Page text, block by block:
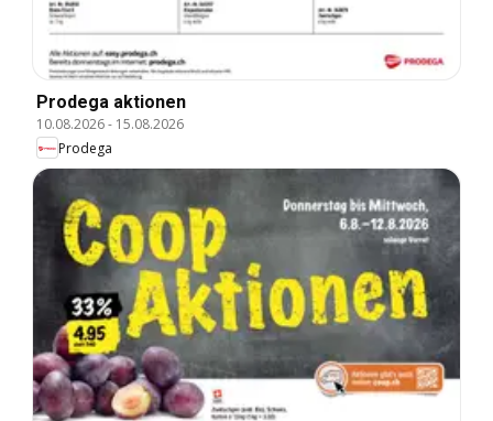
Prodega aktionen
10.08.2026- 15.08.2026
Prodega